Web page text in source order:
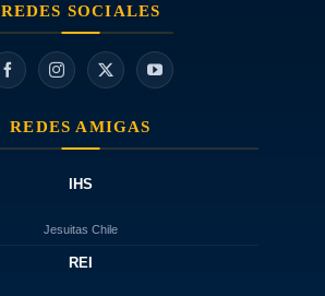
REDES SOCIALES
REDES AMIGAS
IHS
Jesuitas Chile
REI